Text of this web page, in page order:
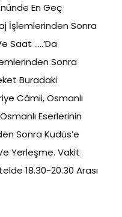
En Geç
İşlemlerinden Sonra
Saat …..’Da
Sonra
Buradaki
Câmii, Osmanlı
Eserlerinin
Sonra Kudüs’e
Yerleşme. Vakit
18.30-20.30 Arası